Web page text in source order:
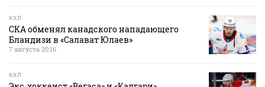
КХЛ
СКА обменял канадского нападающего
Бландизи в «Салават Юлаев»
7 августа 20:16
КХЛ